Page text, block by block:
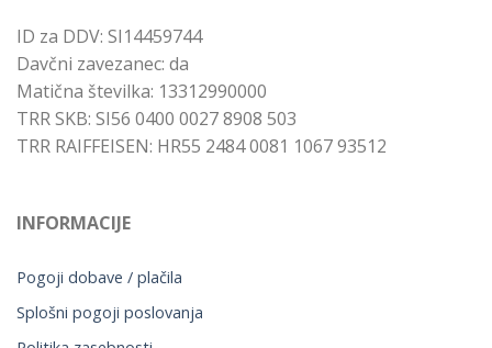
ID za DDV: SI14459744
Davčni zavezanec: da
Matična številka: 13312990000
TRR SKB: SI56 0400 0027 8908 503
TRR RAIFFEISEN: HR55 2484 0081 1067 93512
INFORMACIJE
Pogoji dobave / plačila
Splošni pogoji poslovanja